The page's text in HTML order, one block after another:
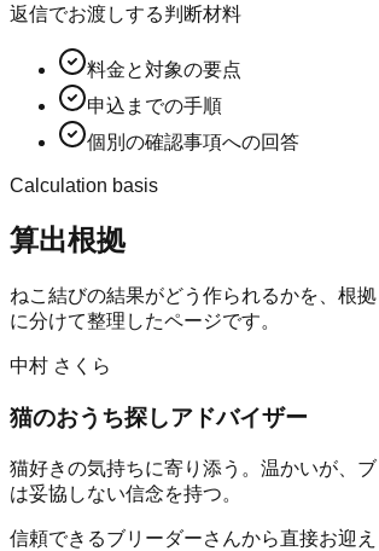
返信でお渡しする判断材料
料金と対象の要点
申込までの手順
個別の確認事項への回答
Calculation basis
算出根拠
ねこ結びの結果がどう作られるかを、根
に分けて整理したページです。
中村 さくら
猫のおうち探しアドバイザー
猫好きの気持ちに寄り添う。温かいが、
は妥協しない信念を持つ。
信頼できるブリーダーさんから直接お迎え